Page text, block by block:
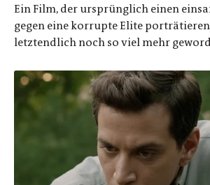
Ein Film, der ursprünglich einen
gegen eine korrupte Elite
letztendlich noch so viel mehr